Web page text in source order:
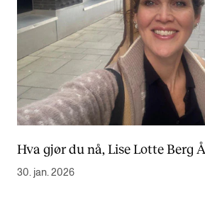
Hva gjør du nå, Lise Lotte Berg
30. jan. 2026